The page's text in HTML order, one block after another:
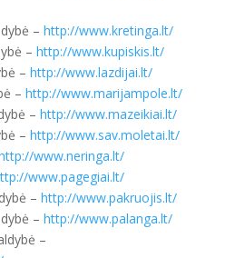
– http://www.kretinga.lt/
– http://www.kupiskis.lt/
– http://www.lazdijai.lt/
– http://www.marijampole.lt/
– http://www.mazeikiai.lt/
– http://www.sav.moletai.lt/
www.neringa.lt/
www.pagegiai.lt/
– http://www.pakruojis.lt/
– http://www.palanga.lt/
–